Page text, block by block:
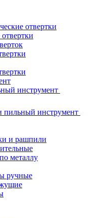
отвертки
инструмент
инструмент
и рашпили
металлу
ручные